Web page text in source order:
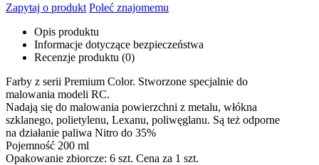
Zapytaj o produkt Poleć znajomemu
Opis produktu
Informacje dotyczące bezpieczeństwa
Recenzje produktu (0)
Farby z serii Premium Color. Stworzone specjalnie do
malowania modeli RC.
Nadają się do malowania powierzchni z metalu, włókna
szklanego, polietylenu, Lexanu, poliwęglanu. Są też odporne
na działanie paliwa Nitro do 35%
Pojemność 200 ml
Opakowanie zbiorcze: 6 szt. Cena za 1 szt.